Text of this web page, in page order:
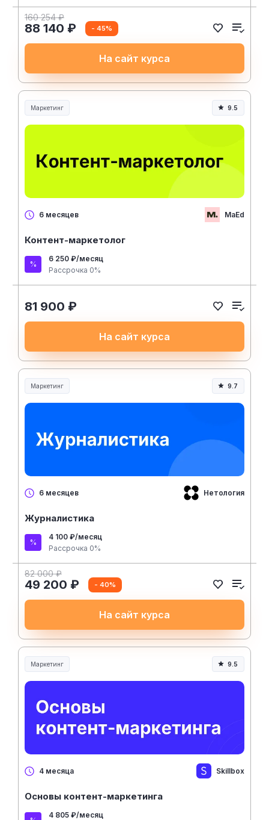
160 254 ₽
88 140 ₽ - 45%
На сайт курса
Маркетинг 9.5
6 месяцев MaEd
Контент-маркетолог
6 250 ₽/месяц
Рассрочка 0%
81 900 ₽
На сайт курса
Маркетинг 9.7
6 месяцев Нетология
Журналистика
4 100 ₽/месяц
Рассрочка 0%
82 000 ₽
49 200 ₽ - 40%
На сайт курса
Маркетинг 9.5
4 месяца Skillbox
Основы контент-маркетинга
4 805 ₽/месяц